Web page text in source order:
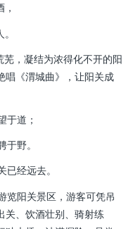
，凝结为浓得化不开的阳
唱《渭城曲》，让阳关成
于道；
野。
经远去。
阳关景区，游客可凭吊
关、饮酒壮别、骑射练